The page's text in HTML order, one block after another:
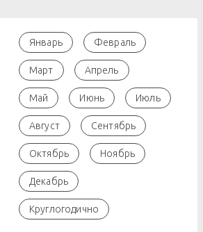
Январь Февраль
Март Апрель
Май Июнь Июль
Август Сентябрь
Октябрь Ноябрь
Декабрь
Круглогодично